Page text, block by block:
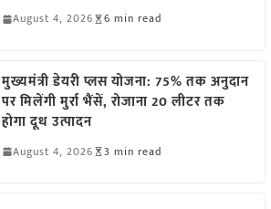
August 4, 2026 6 min read
मुख्यमंत्री डेयरी प्लस योजना: 75% तक अनुदान
पर मिलेंगी मुर्रा भैंसें, रोजाना 20 लीटर तक
होगा दूध उत्पादन
August 4, 2026 3 min read